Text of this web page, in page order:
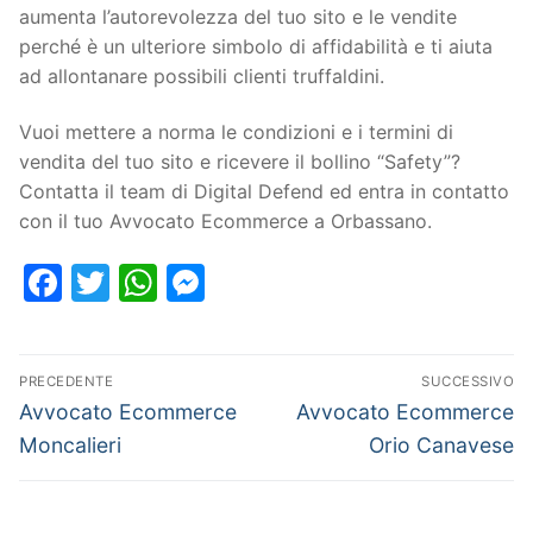
aumenta l’autorevolezza del tuo sito e le vendite
perché è un ulteriore simbolo di affidabilità e ti aiuta
ad allontanare possibili clienti truffaldini.
Vuoi mettere a norma le condizioni e i termini di
vendita del tuo sito e ricevere il bollino “Safety”?
Contatta il team di Digital Defend ed entra in contatto
con il tuo Avvocato Ecommerce a Orbassano.
Facebook
TwitterWhatsApp
PRECEDENTE
Avvocato Ecommerce
Moncalieri
SUCCESSIVO
Avvocato Ecommerce
Orio Canavese